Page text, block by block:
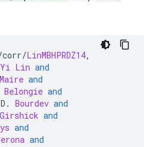
corr/LinMBHPRDZ14,
Yi Lin and
Maire and
Belongie and
D . Bourdev and
Girshick and
and
and